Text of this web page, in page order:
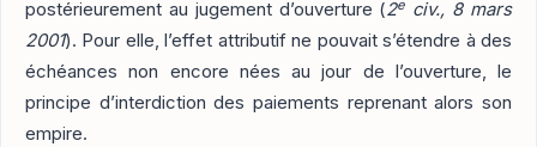
postérieurement au jugement d’ouverture (2e civ., 8 mars
2001). Pour elle, l’effet attributif ne pouvait s’étendre à des
échéances non encore nées au jour de l’ouverture, le
principe d’interdiction des paiements reprenant alors son
empire.